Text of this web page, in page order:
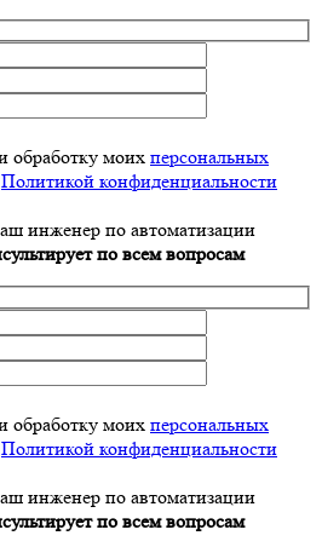
обработку моих персональных
Политикой конфиденциальности
инженер по автоматизации
по всем вопросам
обработку моих персональных
Политикой конфиденциальности
инженер по автоматизации
по всем вопросам